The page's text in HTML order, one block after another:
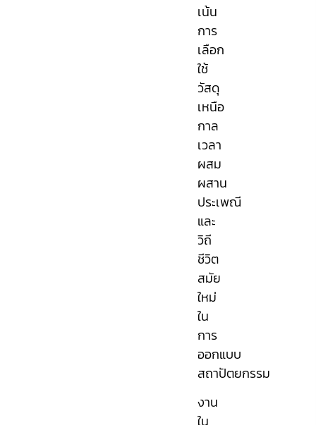
เน้น
การ
เลือก
ใช้
วัสดุ
เหนือ
กาล
เวลา
ผสม
ผสาน
ประเพณี
และ
วิถี
ชีวิต
สมัย
ใหม่
ใน
การ
ออกแบบ
สถาปัตยกรรม
งาน